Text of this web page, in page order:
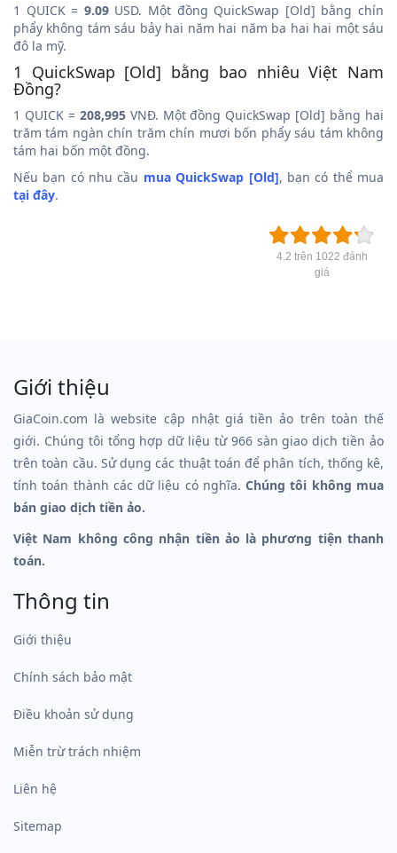
1 QUICK = 9.09USD. Một đồng QuickSwap [Old] bằng chín
phẩy không tám sáu bảy hai năm hai năm ba hai hai một sáu
đô la mỹ.
1 QuickSwap [Old] bằng bao nhiêu Việt Nam
Đồng?
1 QUICK = 208,995VNĐ. Một đồng QuickSwap [Old] bằng hai
trăm tám ngàn chín trăm chín mươi bốn phẩy sáu tám không
tám hai bốn một đồng.
Nếu bạn có nhu cầu mua QuickSwap [Old], bạn có thể mua
tại đây.
4.2 trên 1022 đánh
giá
Giới thiệu
GiaCoin.com là website cập nhật giá tiền ảo trên toàn thế
giới. Chúng tôi tổng hợp dữ liệu từ 966 sàn giao dịch tiền ảo
trên toàn cầu. Sử dụng các thuật toán để phân tích, thống kê,
tính toán thành các dữ liệu có nghĩa.Chúng tôi không mua
bán giao dịch tiền ảo.
Việt Nam không công nhận tiền ảo là phương tiện thanh
toán.
Thông tin
Giới thiệu
Chính sách bảo mật
Điều khoản sử dụng
Miễn trừ trách nhiệm
Liên hệ
Sitemap